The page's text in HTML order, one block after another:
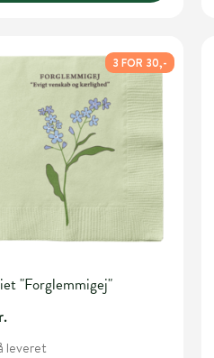
3 FOR 30,-
"Forglemmigej"
leveret